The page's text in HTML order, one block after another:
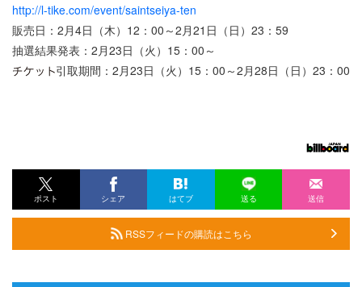
http://l-tike.com/event/saintseiya-ten
販売日：2月4日（木）12：00～2月21日（日）23：59
抽選結果発表：2月23日（火）15：00～
引取期間：2月23日（火）15：00～2月28日（日）23：00
ポスト シェア はてブ 送る 送信
RSSフィードの購読はこちら